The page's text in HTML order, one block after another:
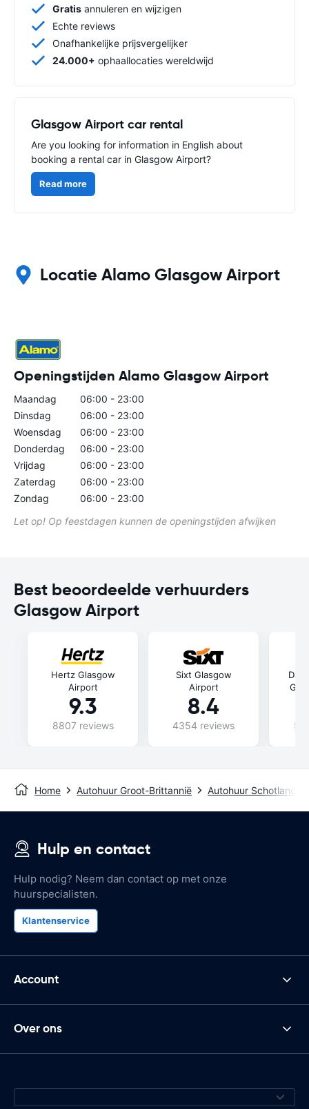
Gratis annuleren en wijzigen
Echte reviews
Onafhankelijke prijsvergelijker
24.000+ ophaallocaties wereldwijd
Glasgow Airport car rental
Are you looking for information in English about
booking a rental car in Glasgow Airport?
Read more
Locatie Alamo Glasgow Airport
Openingstijden Alamo Glasgow Airport
Maandag
06:00 - 23:00
Dinsdag
06:00 - 23:00
Woensdag
06:00 - 23:00
Donderdag
06:00 - 23:00
Vrijdag
06:00 - 23:00
Zaterdag
06:00 - 23:00
Zondag
06:00 - 23:00
Let op! Op feestdagen kunnen de openingstijden afwijken
Best beoordeelde verhuurders
Glasgow Airport
Hertz Glasgow
Airport
9.3
8807 reviews
Sixt Glasgow
Airport
8.4
4354 reviews
Home Autohuur Groot-Brittannië Autohuur Schotland
Hulp en contact
Hulp nodig? Neem dan contact op met onze
huurspecialisten.
Klantenservice
Account
Over ons